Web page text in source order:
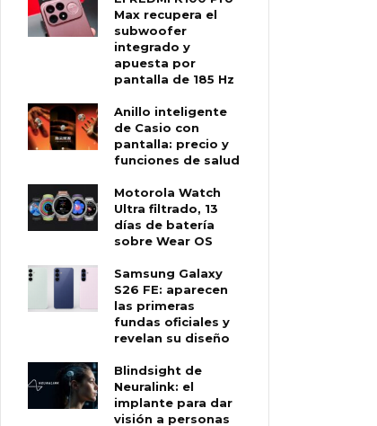
Max recupera el
subwoofer
integrado y
apuesta por
pantalla de 185 Hz
Anillo inteligente
de Casio con
pantalla: precio y
funciones de salud
Motorola Watch
Ultra filtrado, 13
días de batería
sobre Wear OS
Samsung Galaxy
S26 FE: aparecen
las primeras
fundas oficiales y
revelan su diseño
Blindsight de
Neuralink: el
implante para dar
visión a personas